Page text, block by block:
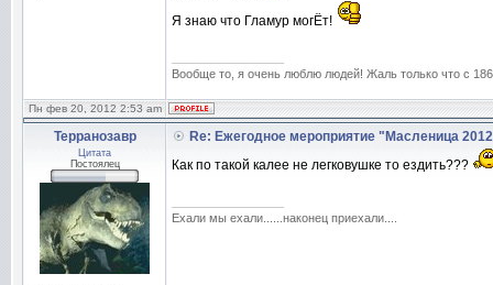
Я знаю что Гламур могЁт!
Вообще то, я очень люблю людей! Жаль только что с
Пн фев 20, 2012 2:53 am
Терранозавр
Цитата
Постоялец
Re: Ежегодное мероприятие "Масленица
Как по такой калее не легковушке то ездить???
Ехали мы ехали......наконец приехали....